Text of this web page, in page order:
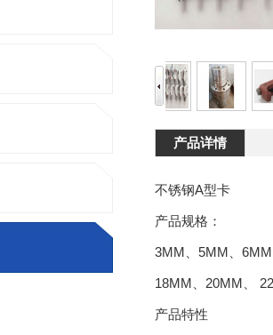
产品详情
不锈钢A型卡
产品规格：
3MM、5MM、
18MM、20MM、
产品特性